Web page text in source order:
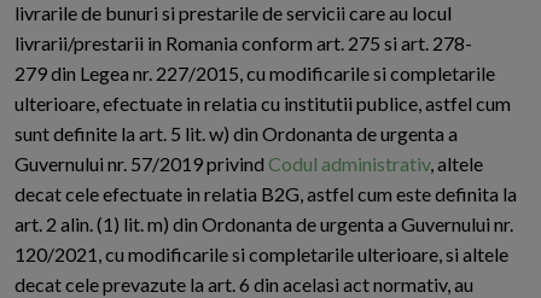
livrarile de bunuri si prestarile de servicii care au locul
livrarii/prestarii in Romania conform art. 275 si art. 278-
279 din Legea nr. 227/2015, cu modificarile si completarile
ulterioare, efectuate in relatia cu institutii publice, astfel cum
sunt definite la art. 5 lit. w) din Ordonanta de urgenta a
Guvernului nr. 57/2019 privind Codul administrativ, altele
decat cele efectuate in relatia B2G, astfel cum este definita la
art. 2 alin. (1) lit. m) din Ordonanta de urgenta a Guvernului nr.
120/2021, cu modificarile si completarile ulterioare, si altele
decat cele prevazute la art. 6 din acelasi act normativ, au